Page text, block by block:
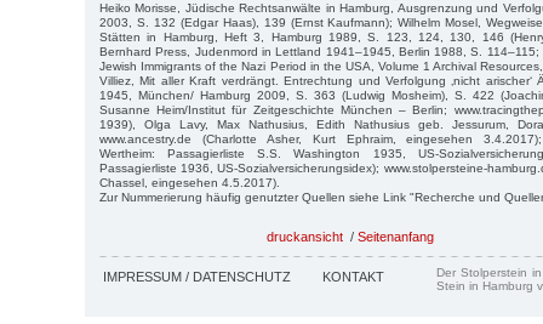
Heiko Morisse, Jüdische Rechtsanwälte in Hamburg, Ausgrenzung und
2003, S. 132 (Edgar Haas), 139 (Ernst Kaufmann); Wilhelm Mosel,
Stätten in Hamburg, Heft 3, Hamburg 1989, S. 123, 124, 130, 146
Bernhard Press, Judenmord in Lettland 1941–1945, Berlin 1988, S. 114–115;
Jewish Immigrants of the Nazi Period in the USA, Volume 1 Archival
Villiez, Mit aller Kraft verdrängt. Entrechtung und Verfolgung ‚nicht arischer‘
1945, München/ Hamburg 2009, S. 363 (Ludwig Mosheim), S. 422
Susanne Heim/Institut für Zeitgeschichte München – Berlin;
1939), Olga Lavy, Max Nathusius, Edith Nathusius geb. Jessurum,
www.ancestry.de (Charlotte Asher, Kurt Ephraim, eingesehen
Wertheim: Passagierliste S.S. Washington 1935, US-
Passagierliste 1936, US-Sozialversicherungsidex); www.stolpersteine-
Chassel, eingesehen 4.5.2017).
Zur Nummerierung häufig genutzter Quellen siehe Link "Recherche und
druckansicht / Seitenanfang
IMPRESSUM / DATENSCHUTZ KONTAKT
Der Stolperstein
Stein in Hamburg